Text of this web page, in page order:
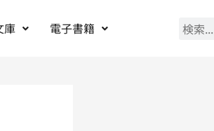
庫 電子書籍